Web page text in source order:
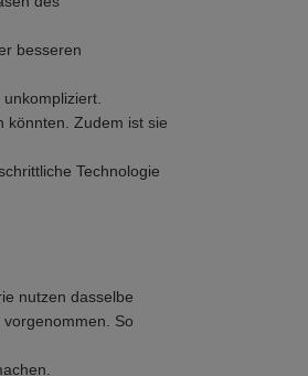
besseren
könnten. Zudem ist sie
Technologie
nutzen dasselbe
So